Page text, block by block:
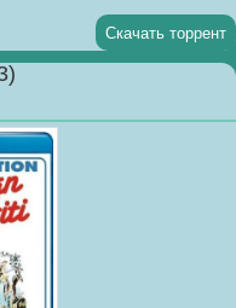
Скачать торрент